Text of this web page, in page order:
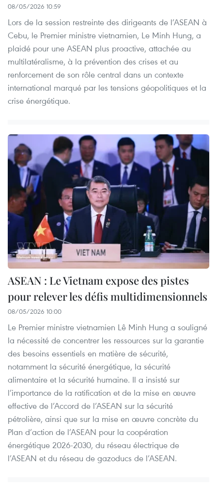
08/05/2026 10:59
Lors de la session restreinte des dirigeants de l’ASEAN à
Cebu, le Premier ministre vietnamien, Le Minh Hung, a
plaidé pour une ASEAN plus proactive, attachée au
multilatéralisme, à la prévention des crises et au
renforcement de son rôle central dans un contexte
international marqué par les tensions géopolitiques et la
crise énergétique.
ASEAN : Le Vietnam expose des pistes
pour relever les défis multidimensionnels
08/05/2026 10:00
Le Premier ministre vietnamien Lê Minh Hung a souligné
la nécessité de concentrer les ressources sur la garantie
des besoins essentiels en matière de sécurité,
notamment la sécurité énergétique, la sécurité
alimentaire et la sécurité humaine. Il a insisté sur
l’importance de la ratification et de la mise en œuvre
effective de l’Accord de l’ASEAN sur la sécurité
pétrolière, ainsi que sur la mise en œuvre concrète du
Plan d’action de l’ASEAN pour la coopération
énergétique 2026-2030, du réseau électrique de
l’ASEAN et du réseau de gazoducs de l’ASEAN.